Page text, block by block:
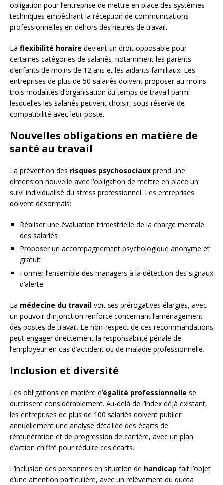
obligation pour l’entreprise de mettre en place des systèmes
techniques empêchant la réception de communications
professionnelles en dehors des heures de travail.
La flexibilité horaire devient un droit opposable pour
certaines catégories de salariés, notamment les parents
d’enfants de moins de 12 ans et les aidants familiaux. Les
entreprises de plus de 50 salariés doivent proposer au moins
trois modalités d’organisation du temps de travail parmi
lesquelles les salariés peuvent choisir, sous réserve de
compatibilité avec leur poste.
Nouvelles obligations en matière de
santé au travail
La prévention des risques psychosociaux prend une
dimension nouvelle avec l’obligation de mettre en place un
suivi individualisé du stress professionnel. Les entreprises
doivent désormais:
Réaliser une évaluation trimestrielle de la charge mentale
des salariés
Proposer un accompagnement psychologique anonyme et
gratuit
Former l’ensemble des managers à la détection des signaux
d’alerte
La médecine du travail voit ses prérogatives élargies, avec
un pouvoir d’injonction renforcé concernant l’aménagement
des postes de travail. Le non-respect de ces recommandations
peut engager directement la responsabilité pénale de
l’employeur en cas d’accident ou de maladie professionnelle.
Inclusion et diversité
Les obligations en matière d’égalité professionnelle se
durcissent considérablement. Au-delà de l’index déjà existant,
les entreprises de plus de 100 salariés doivent publier
annuellement une analyse détaillée des écarts de
rémunération et de progression de carrière, avec un plan
d’action chiffré pour réduire ces écarts.
L’inclusion des personnes en situation de handicap fait l’objet
d’une attention particulière, avec un relèvement du quota